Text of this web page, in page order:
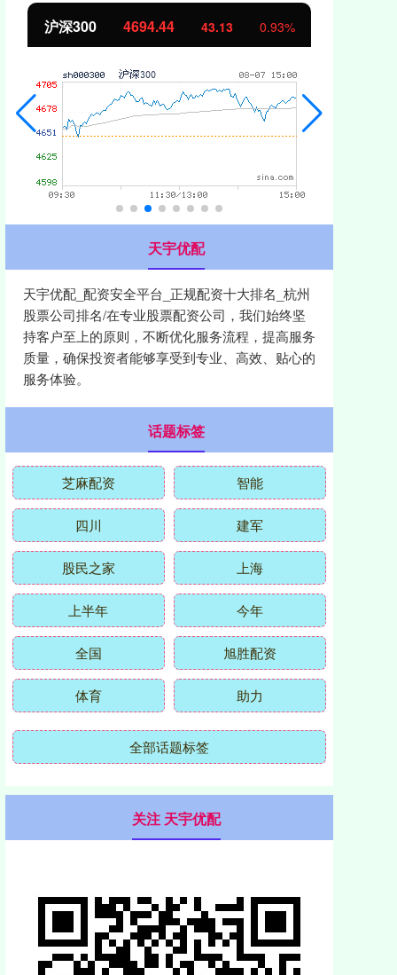
沪深300 4694.44 43.13 0.93%
天宇优配
天宇优配_配资安全平台_正规配资十大排名_杭州
股票公司排名/在专业股票配资公司，我们始终坚
持客户至上的原则，不断优化服务流程，提高服务
质量，确保投资者能够享受到专业、高效、贴心的
服务体验。
话题标签
芝麻配资 智能
四川 建军
股民之家 上海
上半年 今年
全国 旭胜配资
体育 助力
全部话题标签
关注 天宇优配